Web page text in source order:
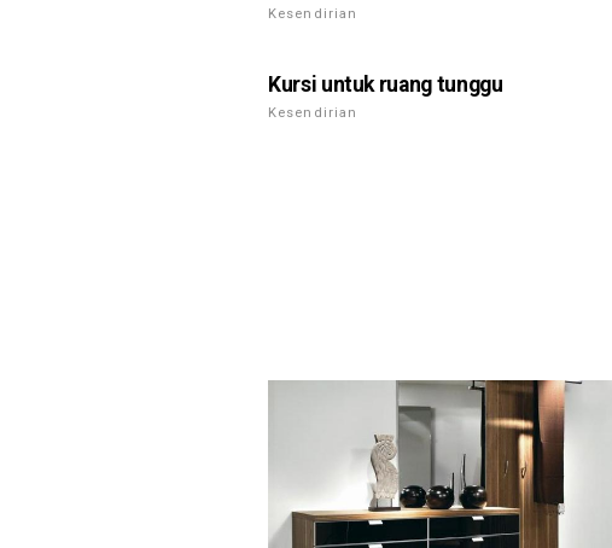
Kesendirian
Kursi untuk ruang tunggu
Kesendirian